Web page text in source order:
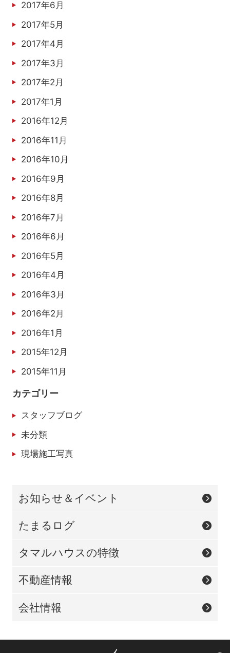
2017年6月
2017年5月
2017年4月
2017年3月
2017年2月
2017年1月
2016年12月
2016年11月
2016年10月
2016年9月
2016年8月
2016年7月
2016年6月
2016年5月
2016年4月
2016年3月
2016年2月
2016年1月
2015年12月
2015年11月
カテゴリー
スタッフブログ
未分類
現場施工写真
お知らせ＆イベント
たまるログ
タマルハウスの特徴
不動産情報
会社情報